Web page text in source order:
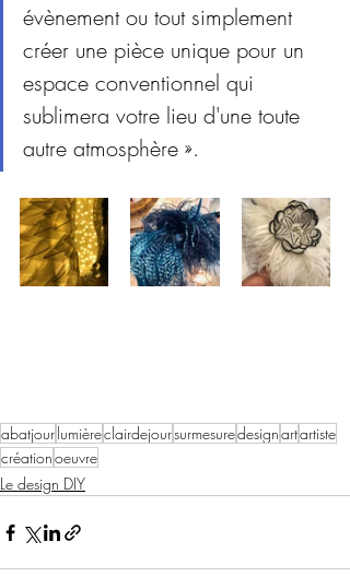
évènement ou tout simplement
créer une pièce unique pour un
espace conventionnel qui
sublimera votre lieu d'une toute
autre atmosphère ».
abatjourlumièreclairdejoursurmesuredesignartartiste
créationoeuvre
Le design DIY